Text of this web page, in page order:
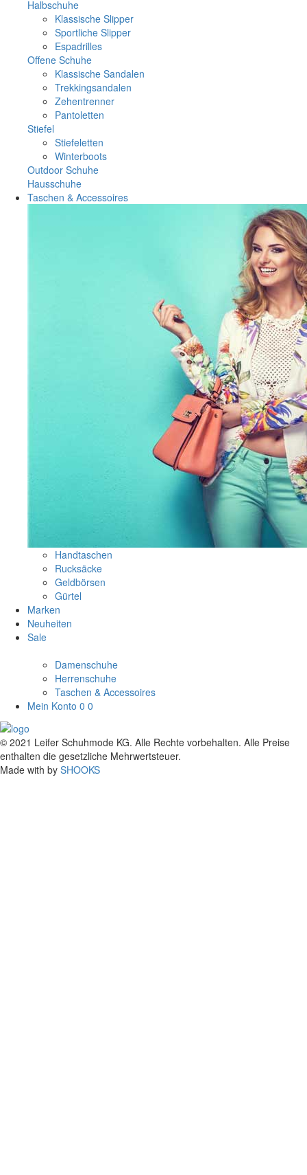
Halbschuhe
Klassische Slipper
Sportliche Slipper
Espadrilles
Offene Schuhe
Klassische Sandalen
Trekkingsandalen
Zehentrenner
Pantoletten
Stiefel
Stiefeletten
Winterboots
Outdoor Schuhe
Hausschuhe
Taschen & Accessoires
Handtaschen
Rucksäcke
Geldbörsen
Gürtel
Marken
Neuheiten
Sale
Damenschuhe
Herrenschuhe
Taschen & Accessoires
Mein Konto 0 0
© 2021 Leifer Schuhmode KG. Alle Rechte vorbehalten. Alle Preise
enthalten die gesetzliche Mehrwertsteuer.
Made with by SHOOKS